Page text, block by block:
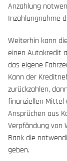
Anzahlung
Inzahlungnahme
Weiterhin kann
einen Autokredit
das eigene
Kann der
zurückzahlen,
finanziellen Mittel
Ansprüchen aus
Verpfändung von
Bank die
geben.